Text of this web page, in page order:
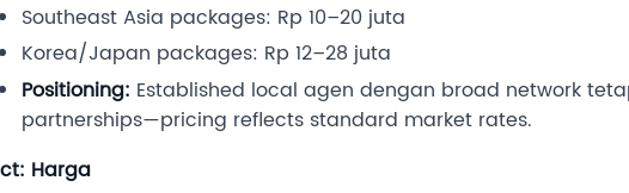
Southeast Asia packages: Rp 10–20 juta
Korea/Japan packages: Rp 12–28 juta
Positioning: Established local agen dengan broad network
partnerships—pricing reflects standard market rates.
Harga